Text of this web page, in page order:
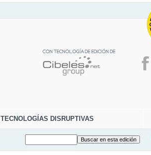
TECNOLOGÍAS DISRUPTIVAS